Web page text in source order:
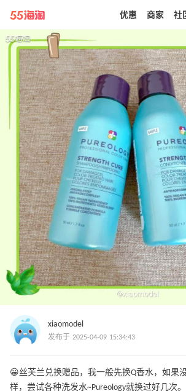
带你去官网买正品
优惠 商家 社
xiaomodel
发布于 2025-04-09 15:34:43
😀丝芙兰兑换赠品，我一般先换Q香水，如果
样，尝试各种洗发水~Pureology就换过好几次。